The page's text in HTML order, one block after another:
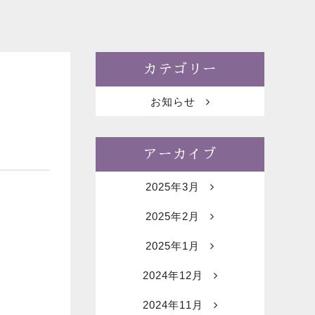
カテゴリー
お知らせ
アーカイブ
2025年3月
2025年2月
2025年1月
2024年12月
2024年11月